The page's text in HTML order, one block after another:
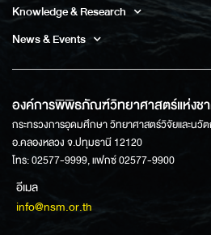
Knowledge & Research
News & Events
องค์การพิพิธภัณฑ์วิทยาศาสตร์แห่งช
กระทรวงการอุดมศึกษา วิทยาศาสตร์วิจัยและนวั
อ.คลองหลวง จ.ปทุมธานี 12120
โทร: 02577-9999, แฟกซ์ 02577-9900
อีเมล
info@nsm.or.th